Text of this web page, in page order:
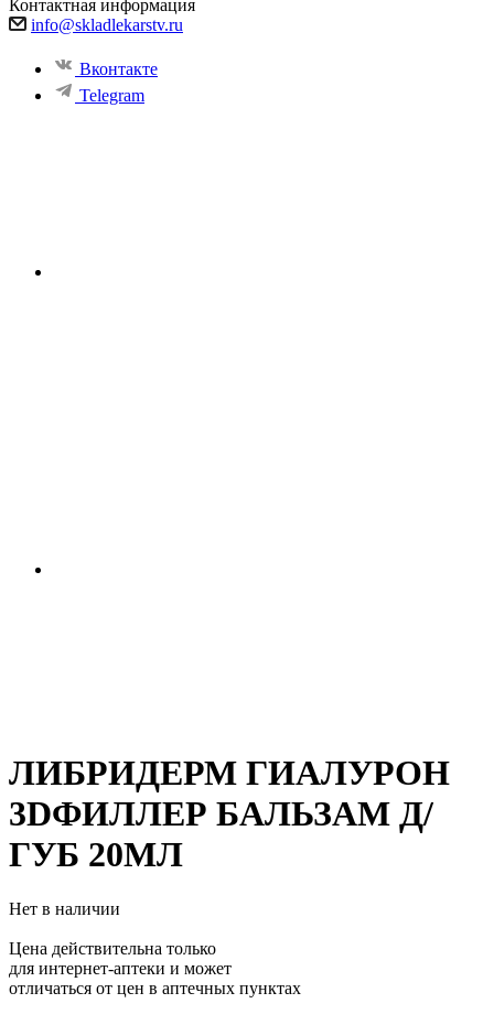
Контактная информация
info@skladlekarstv.ru
Вконтакте
Telegram
ЛИБРИДЕРМ ГИАЛУРОН
3DФИЛЛЕР БАЛЬЗАМ Д/
ГУБ 20МЛ
Нет в наличии
Цена действительна только
для интернет-аптеки и может
отличаться от цен в аптечных пунктах